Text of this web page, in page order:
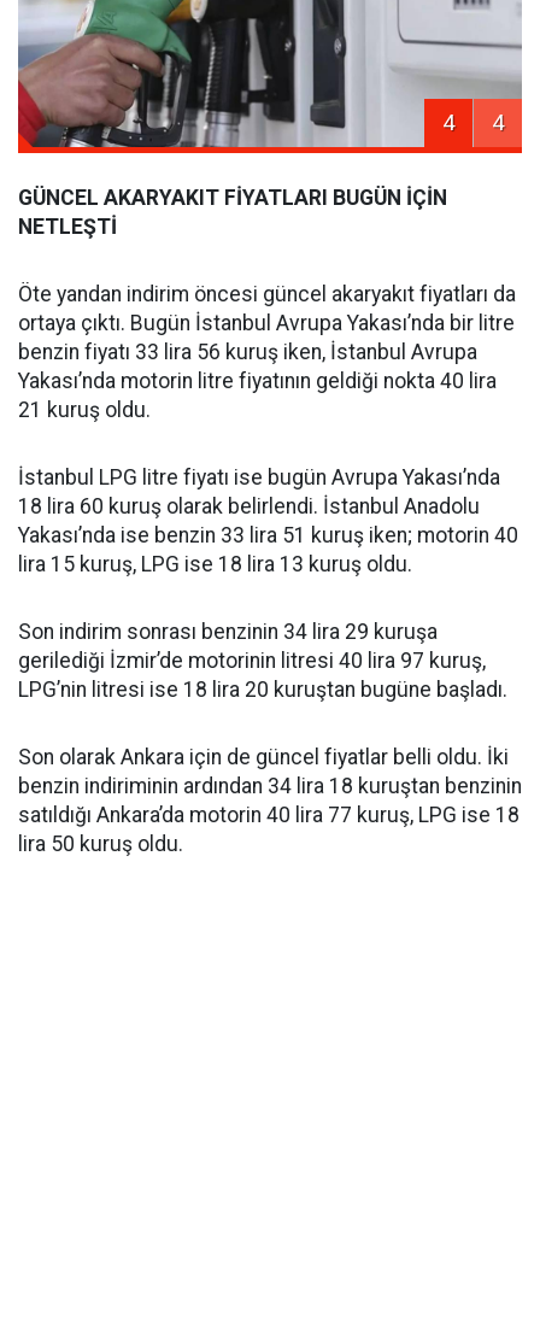
4 4
GÜNCEL AKARYAKIT FİYATLARI BUGÜN İÇİN
NETLEŞTİ
Öte yandan indirim öncesi güncel akaryakıt fiyatları da
ortaya çıktı. Bugün İstanbul Avrupa Yakası’nda bir litre
benzin fiyatı 33 lira 56 kuruş iken, İstanbul Avrupa
Yakası’nda motorin litre fiyatının geldiği nokta 40 lira
21 kuruş oldu.
İstanbul LPG litre fiyatı ise bugün Avrupa Yakası’nda
18 lira 60 kuruş olarak belirlendi. İstanbul Anadolu
Yakası’nda ise benzin 33 lira 51 kuruş iken; motorin 40
lira 15 kuruş, LPG ise 18 lira 13 kuruş oldu.
Son indirim sonrası benzinin 34 lira 29 kuruşa
gerilediği İzmir’de motorinin litresi 40 lira 97 kuruş,
LPG’nin litresi ise 18 lira 20 kuruştan bugüne başladı.
Son olarak Ankara için de güncel fiyatlar belli oldu. İki
benzin indiriminin ardından 34 lira 18 kuruştan benzinin
satıldığı Ankara’da motorin 40 lira 77 kuruş, LPG ise 18
lira 50 kuruş oldu.